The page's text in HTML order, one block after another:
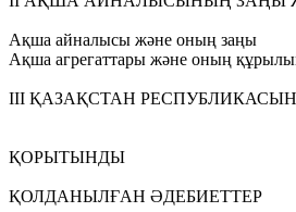
Ақша айналысы және оның заңы
Ақша агрегаттары және оның
III ҚАЗАҚСТАН
ҚОРЫТЫНДЫ
ҚОЛДАНЫЛҒАН ӘДЕБИЕТТЕР